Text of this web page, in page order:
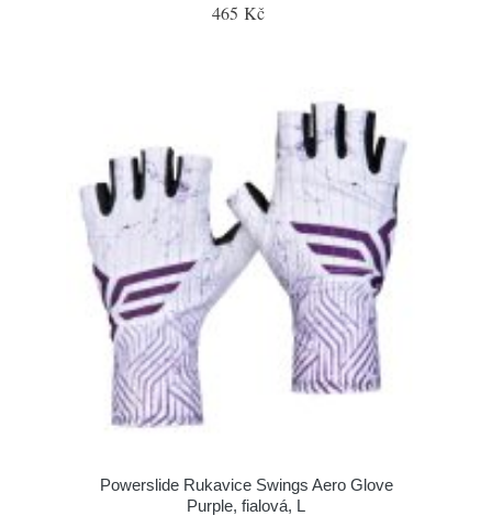
465 Kč
Powerslide Rukavice Swings Aero Glove
Purple, fialová, L